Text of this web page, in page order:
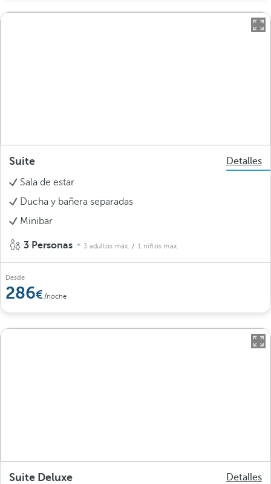
Suite
Detalles
Sala de estar
Ducha y bañera separadas
Minibar
3 Personas 3 adultos máx. / 1 niños máx.
Desde
286 /noche
Suite Deluxe
Detalles